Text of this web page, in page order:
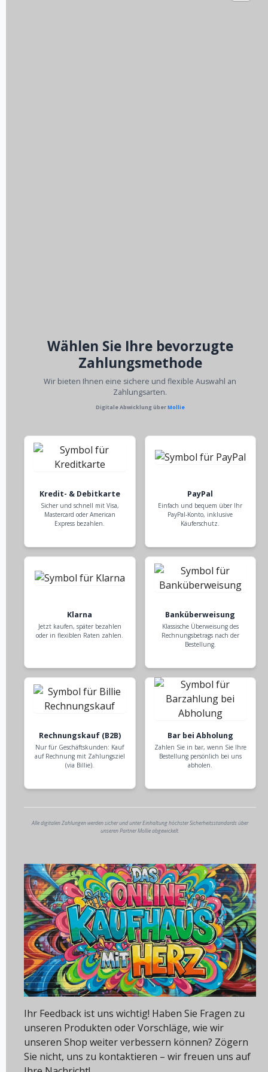
Wählen Sie Ihre bevorzugte
Zahlungsmethode
Wir bieten Ihnen eine sichere und flexible Auswahl an
Zahlungsarten.
Digitale Abwicklung überMollie
Kredit- & Debitkarte
Sicher und schnell mit Visa,
Mastercard oder American
Express bezahlen.
PayPal
Einfach und bequem über Ihr
PayPal-Konto, inklusive
Käuferschutz.
Klarna
Jetzt kaufen, später bezahlen
oder in flexiblen Raten zahlen.
Banküberweisung
Klassische Überweisung des
Rechnungsbetrags nach der
Bestellung.
Rechnungskauf (B2B)
Nur für Geschäftskunden: Kauf
auf Rechnung mit Zahlungsziel
(via Billie).
Bar bei Abholung
Zahlen Sie in bar, wenn Sie Ihre
Bestellung persönlich bei uns
abholen.
Alle digitalen Zahlungen werden sicher und unter Einhaltung höchster Sicherheitsstandards über
unseren Partner Mollie abgewickelt.
Ihr Feedback ist uns wichtig! Haben Sie Fragen zu
unseren Produkten oder Vorschläge, wie wir
unseren Shop weiter verbessern können? Zögern
Sie nicht, uns zu kontaktieren – wir freuen uns auf